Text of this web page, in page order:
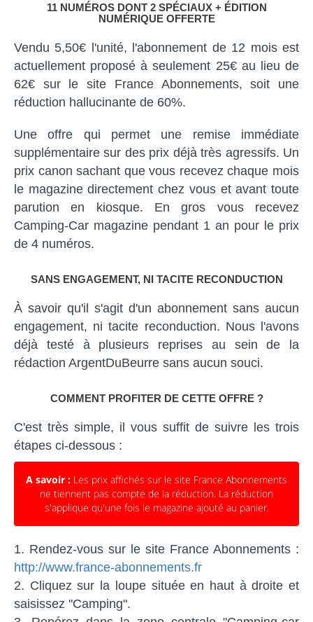
11 NUMÉROS DONT 2 SPÉCIAUX + ÉDITION
NUMÉRIQUE OFFERTE
Vendu 5,50€ l'unité, l'abonnement de 12 mois est
actuellement proposé à seulement 25€ au lieu de
62€ sur le site France Abonnements, soit une
réduction hallucinante de 60%.
Une offre qui permet une remise immédiate
supplémentaire sur des prix déjà très agressifs. Un
prix canon sachant que vous recevez chaque mois
le magazine directement chez vous et avant toute
parution en kiosque. En gros vous recevez
Camping-Car magazine pendant 1 an pour le prix
de 4 numéros.
SANS ENGAGEMENT, NI TACITE RECONDUCTION
À savoir qu'il s'agit d'un abonnement sans aucun
engagement, ni tacite reconduction. Nous l'avons
déjà testé à plusieurs reprises au sein de la
rédaction ArgentDuBeurre sans aucun souci.
COMMENT PROFITER DE CETTE OFFRE ?
C'est très simple, il vous suffit de suivre les trois
étapes ci-dessous :
A savoir : Les prix affichés sur le site France Abonnements
ne tiennent pas compte de la réduction. La réduction
s'applique qu'une fois le magazine ajouté au panier.
Rendez-vous sur le site France Abonnements :
http://www.france-abonnements.fr
Cliquez sur la loupe située en haut à droite et
saisissez "Camping".